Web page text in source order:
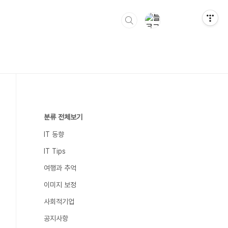
분류 전체보기
IT 동향
IT Tips
여행과 추억
이미지 보정
사회적기업
공지사항